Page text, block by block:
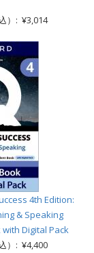
）: ¥3,014
4th Edition:
& Speaking
Digital Pack
）: ¥4,400